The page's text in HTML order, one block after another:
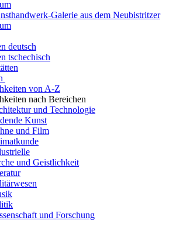
Galerie aus dem Neubistritzer
deutsch
tschechisch
von A-Z
nach Bereichen
und Technologie
Kunst
und Film
und Geistlichkeit
und Forschung